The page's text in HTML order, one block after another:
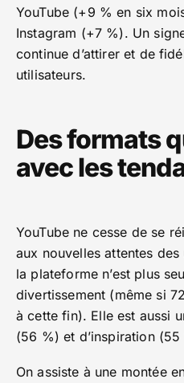
YouTube (+9 % en six
Instagram (+7 %). Un
continue d’attirer et de
utilisateurs.
Des formats
avec les
YouTube ne cesse de se
aux nouvelles attentes des
la plateforme n’est plus
divertissement (même si
à cette fin). Elle est aussi
(56 %) et d’inspiration (55
On assiste à une montée